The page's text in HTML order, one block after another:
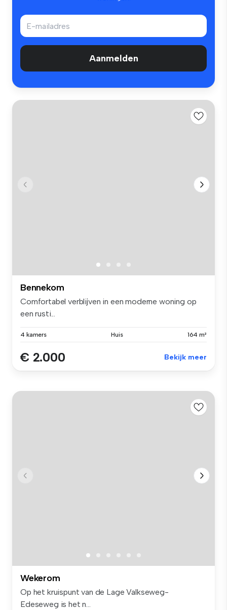
Aanmelden
Bennekom
Comfortabel verblijven in een moderne woning op
een rusti...
4 kamers Huis 164 m²
€ 2.000 Bekijk meer
Wekerom
Op het kruispunt van de Lage Valkseweg-
Edeseweg is het n...